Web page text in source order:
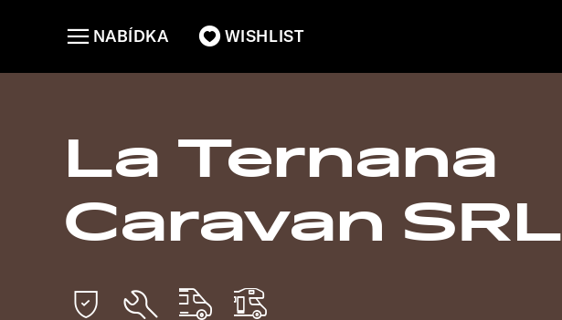
WISHLIST
NABÍDKA
La Ternana
Caravan SRL